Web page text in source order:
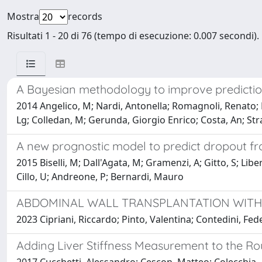
Mostra
records
Risultati 1 - 20 di 76 (tempo di esecuzione: 0.007 secondi).
A Bayesian methodology to improve
2014 Angelico, M; Nardi, Antonella; Romagnoli,
Lg; Colledan, M; Gerunda, Giorgio Enrico; Costa, An;
A new prognostic model to predict dropout
2015 Biselli, M; Dall'Agata, M; Gramenzi, A; Gitto, S;
Cillo, U; Andreone, P; Bernardi, Mauro
ABDOMINAL WALL TRANSPLANTATION
2023 Cipriani, Riccardo; Pinto, Valentina; Contedini,
Adding Liver Stiffness Measurement to the